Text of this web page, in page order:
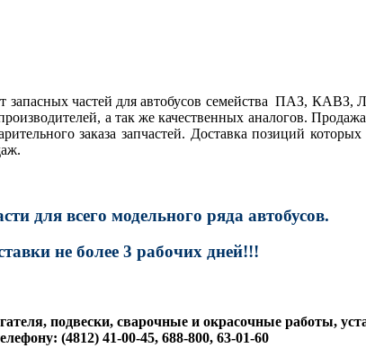
запасных частей для автобусов семейства ПАЗ,
а так же качественных аналогов.
заказа запчастей. Доставка позиций
для всего модельного ряда автобусов.
не более 3 рабочих дней!!!
подвески, сварочные и окрасочные работы,
(4812) 41-00-45, 688-800, 63-01-60